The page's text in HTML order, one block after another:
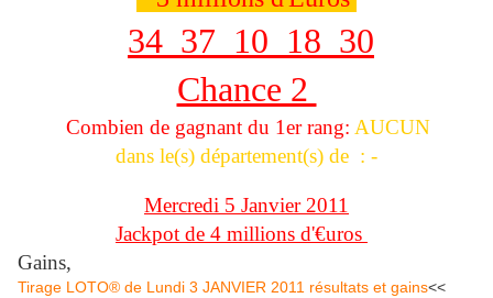
34 37 10 18 30
Chance 2
Combien de gagnant du 1er rang: AUCUN
dans le(s) département(s) de : -
Mercredi 5 Janvier 2011
Jackpot de 4 millions d'€uros
Gains,
Tirage LOTO® de Lundi 3 JANVIER 2011 résultats et gains<<